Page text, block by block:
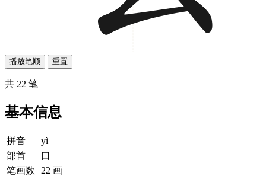
播放笔顺 重置
共 22 笔
基本信息
拼音
yì
部首
口
笔画数
22 画